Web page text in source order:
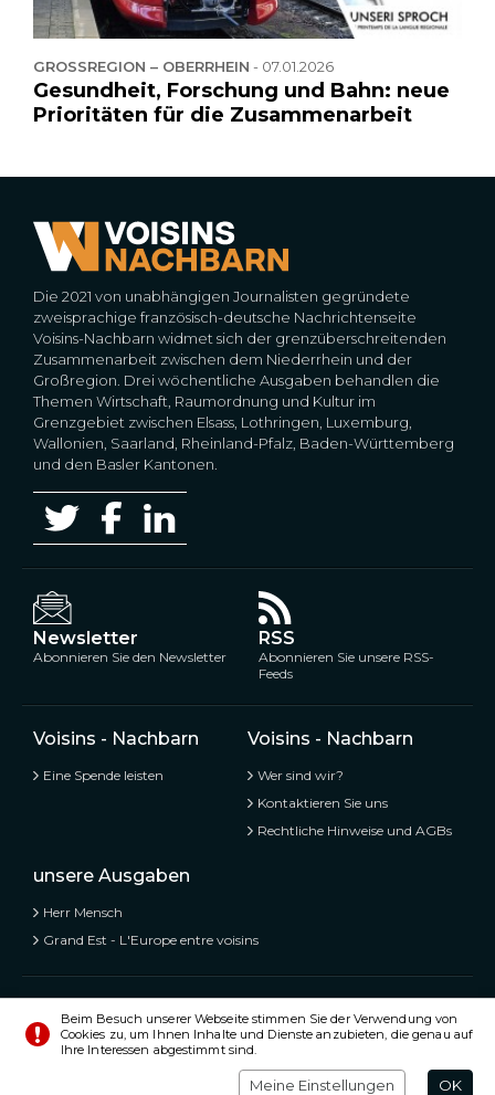
GROSSREGION – OBERRHEIN - 07.01.2026
Gesundheit, Forschung und Bahn: neue
Prioritäten für die Zusammenarbeit
Die 2021 von unabhängigen Journalisten gegründete
zweisprachige französisch-deutsche Nachrichtenseite
Voisins-Nachbarn widmet sich der grenzüberschreitenden
Zusammenarbeit zwischen dem Niederrhein und der
Großregion. Drei wöchentliche Ausgaben behandlen die
Themen Wirtschaft, Raumordnung und Kultur im
Grenzgebiet zwischen Elsass, Lothringen, Luxemburg,
Wallonien, Saarland, Rheinland-Pfalz, Baden-Württemberg
und den Basler Kantonen.
Newsletter
Abonnieren Sie den Newsletter
RSS
Abonnieren Sie unsere RSS-
Feeds
Voisins - Nachbarn
Eine Spende leisten
Voisins - Nachbarn
Wer sind wir?
Kontaktieren Sie uns
Rechtliche Hinweise und AGBs
unsere Ausgaben
Herr Mensch
Grand Est - L'Europe entre voisins
Voisins - Nachbarn, Kostenlose und geteilte Informationen
© Alle Rechte vorbehalten 2020 - 2026
Beim Besuch unserer Webseite stimmen Sie der Verwendung von
Cookies zu, um Ihnen Inhalte und Dienste anzubieten, die genau auf
Ihre Interessen abgestimmt sind.
Meine Einstellungen OK